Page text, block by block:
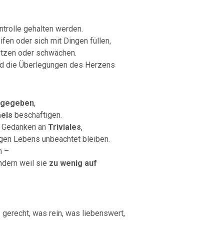
gehalten werden.
oder sich mit Dingen füllen,
oder schwächen.
die Überlegungen des Herzens
,
beschäftigen.
an Triviales,
Lebens unbeachtet bleiben.
–
weil sie zu wenig auf
was rein, was liebenswert,